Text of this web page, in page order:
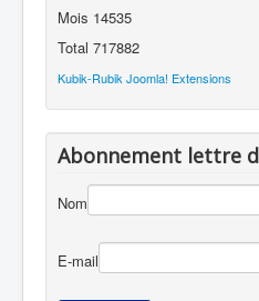
Mois 14535
Total 717882
Kubik-Rubik Joomla! Extensions
Abonnement lettre
Nom
E-mail